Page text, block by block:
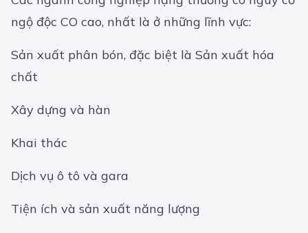
ngộ độc CO cao, nhất là ở những lĩnh vực:
Sản xuất phân bón, đặc biệt là Sản xuất hóa
chất
Xây dựng và hàn
Khai thác
Dịch vụ ô tô và gara
Tiện ích và sản xuất năng lượng